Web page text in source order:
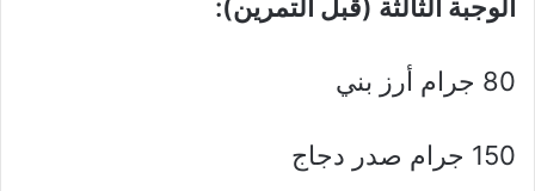
الوجبة الثالثة (قبل التمرين):
80 جرام أرز بني
150 جرام صدر دجاج